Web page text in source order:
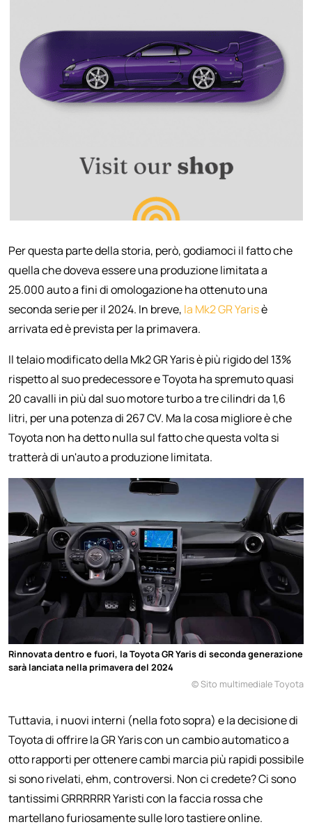
Per questa parte della storia, però, godiamoci il fatto che
quella che doveva essere una produzione limitata a
25.000 auto a fini di omologazione ha ottenuto una
seconda serie per il 2024. In breve, la Mk2 GR Yarisè
arrivata ed è prevista per la primavera.
Il telaio modificato della Mk2 GR Yaris è più rigido del 13%
rispetto al suo predecessore e Toyota ha spremuto quasi
20 cavalli in più dal suo motore turbo a tre cilindri da 1,6
litri, per una potenza di 267 CV. Ma la cosa migliore è che
Toyota non ha detto nulla sul fatto che questa volta si
tratterà di un'auto a produzione limitata.
Rinnovata dentro e fuori, la Toyota GR Yaris di seconda generazione
sarà lanciata nella primavera del 2024
© Sito multimediale Toyota
Tuttavia, i nuovi interni (nella foto sopra) e la decisione di
Toyota di offrire la GR Yaris con un cambio automatico a
otto rapporti per ottenere cambi marcia più rapidi possibile
si sono rivelati, ehm, controversi. Non ci credete? Ci sono
tantissimi GRRRRRR Yaristi con la faccia rossa che
martellano furiosamente sulle loro tastiere online.